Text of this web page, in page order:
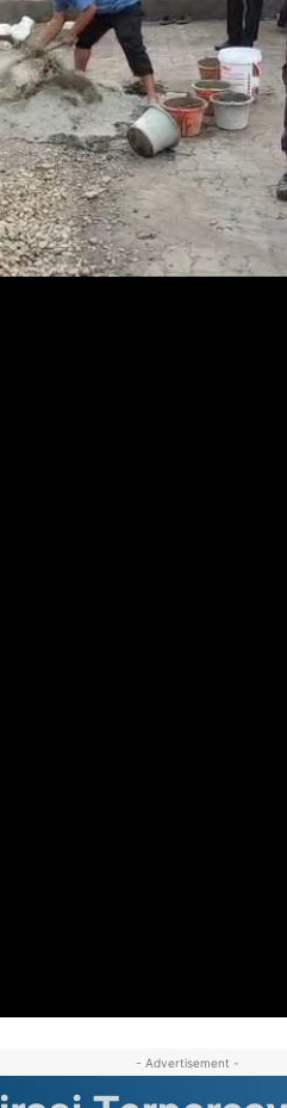
- Advertisement -
Logistik penyimpanan
surat suara Pilkada
28, 2024